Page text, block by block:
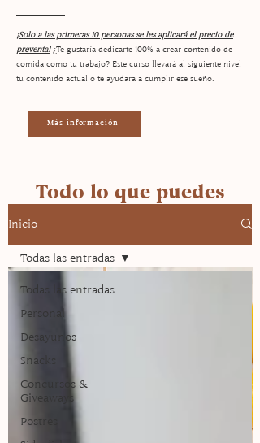
¡Solo a las primeras 10 personas se les aplicará el precio de
preventa!¿Te gustaría dedicarte 100% a crear contenido de
comida como tu trabajo? Este curso llevará al siguiente nivel
tu contenido actual o te ayudará a cumplir ese sueño.
Más información
Todo lo que puedes
encontrar en la página
Inicio
Todas las entradas
Personal
Desayunos
Snacks
Concursos &
Giveaways
Postres
Todas las entradas